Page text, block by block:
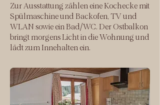
Zur Ausstattung zählen eine Kochecke mit
Spülmaschine und Backofen, TV und
WLAN sowie ein Bad/WC. Der Ostbalkon
bringt morgens Licht in die Wohnung und
lädt zum Innehalten ein.